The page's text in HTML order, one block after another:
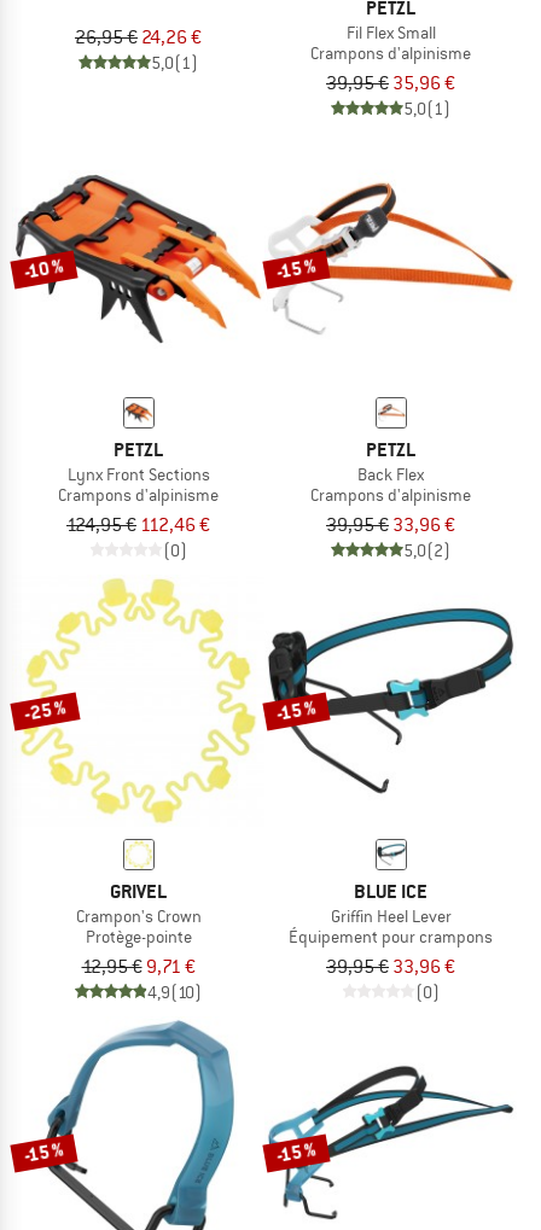
26,95 € 24,26 €
5,0(1)
PETZL
Fil Flex Small
Crampons d'alpinisme
39,95 € 35,96 €
5,0(1)
-10 %
PETZL
Lynx Front Sections
Crampons d'alpinisme
124,95 € 112,46 €
(0)
-15 %
PETZL
Back Flex
Crampons d'alpinisme
39,95 € 33,96 €
5,0(2)
-25 %
GRIVEL
Crampon's Crown
Protège-pointe
12,95 € 9,71 €
4,9(10)
-15 %
BLUE ICE
Griffin Heel Lever
Équipement pour crampons
39,95 € 33,96 €
(0)
-15 % -15 %